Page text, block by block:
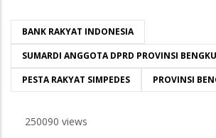
BANK RAKYAT INDONESIA
SUMARDI ANGGOTA DPRD PROVINSI
PESTA RAKYAT SIMPEDES
PROVINSI
250090 views